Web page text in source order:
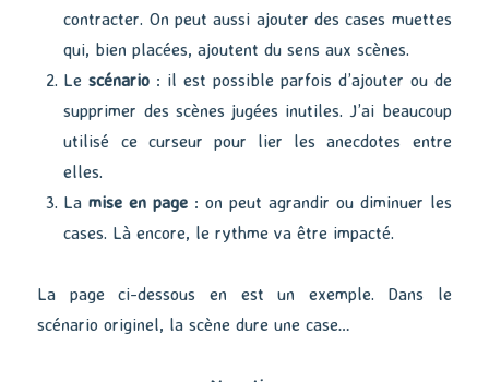
contracter. On peut aussi ajouter des cases muettes
qui, bien placées, ajoutent du sens aux scènes.
Lescénario : il est possible parfois d’ajouter ou de
supprimer des scènes jugées inutiles. J’ai beaucoup
utilisé ce curseur pour lier les anecdotes entre
elles.
Lamise en page : on peut agrandir ou diminuer les
cases. Là encore, le rythme va être impacté.
La page ci-dessous en est un exemple. Dans le
scénario originel, la scène dure une case…